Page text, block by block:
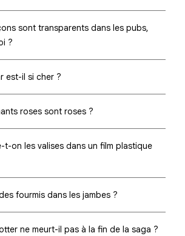
sont transparents dans les pubs,
?
est-il si cher ?
roses sont roses ?
t-on les valises dans un film plastique
fourmis dans les jambes ?
ne meurt-il pas à la fin de la saga ?